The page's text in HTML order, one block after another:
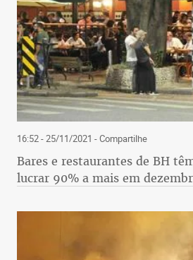
16:52 - 25/11/2021 - Compartilhe
Bares e restaurantes de BH
lucrar 90% a mais em